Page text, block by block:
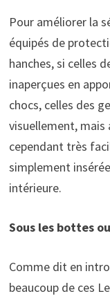
Pour améliorer la
équipés de
hanches, si celles
inaperçues en
chocs, celles des
visuellement, mais
cependant très
simplement
intérieure.
Sous les bottes
Comme dit en
beaucoup de ces